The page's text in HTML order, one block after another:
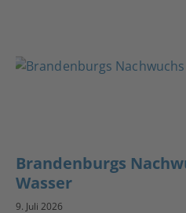
Brandenburgs
Wasser
9. Juli 2026